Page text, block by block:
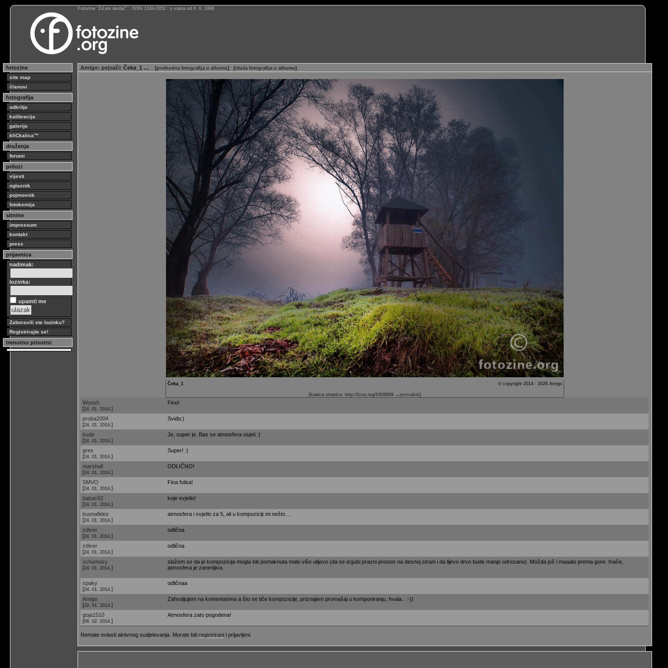
Fotozine “Žičani okidač” : ISSN 1334-0352 : s vama od 6. 6. 1998
fotozine
site map
članovi
fotografija
odkritje
kalibracija
galerije
kliCkalica™
druženja
forumi
prilozi
vijesti
oglasnik
pojmovnik
fotokemija
sitnine
impressum
kontakt
press
prijavnica
nadimak:
lozinka:
upamti me
Zaboravili ste lozinku?
Registrirajte se!
trenutno prisutni:
Amigo: pejsaži: Čeka_1 … [prethodna fotografija u albumu] [iduća fotografija u albumu]
© copyright 2014 - 2026 Amigo
Čeka_1
[kratica stranice: http://fzzo.org/f/609609 ←permalink]
Woosh
[24. 01. 2014. ]
Fino!
proba2004
[24. 01. 2014. ]
Sviđa:)
bude
[24. 01. 2014. ]
Je, super je. Bas se atmosfera osjeti :)
gres
[24. 01. 2014. ]
Super! :)
marshall
[24. 01. 2014. ]
ODLIČNO!
SMVO
[24. 01. 2014. ]
Fina fotka!
babac62
[24. 01. 2014. ]
koje svjetlo!
buonafides
[24. 01. 2014. ]
atmosfera i svjetlo za 5, ali u kompoziciji mi nešto ...
zdiver
[24. 01. 2014. ]
odlična
zdiver
[24. 01. 2014. ]
odlična
schumsky
[24. 01. 2014. ]
slažem se da je kompozicija mogla biti pomaknuta malo više ulijevo (da se izgubi prazni prostor na desnoj strani i da lijevo drvo bude manje odrezano). Možda još i maaalo prema gore. Inače,
atmosfera je zanimljiva.
spaky
[24. 01. 2014. ]
odličnaa
Amigo
[29. 01. 2014. ]
Zahvaljujem na komentarima a što se tiče kompozicije, priznajem promašaj u komponiranju, hvala.. :-))
goja1510
[08. 02. 2014. ]
Atmosfera zato pogodena!
Nemate ovlasti aktivnog sudjelovanja. Morate biti registrirani i prijavljeni.